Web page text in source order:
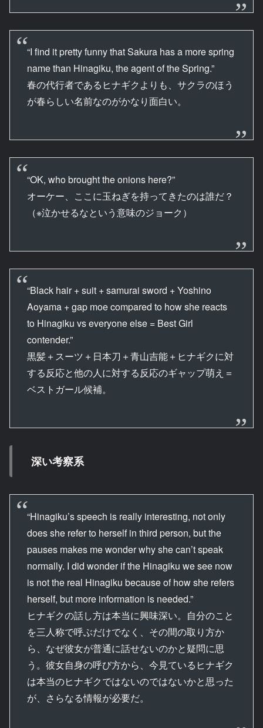
“I find it pretty funny that Sakura has a more spring
name than Hinagiku, the agent of the Spring.”
春の代行者であるヒナギクよりも、サクラのほう
が春らしい名前なのがかなり面白い。
“OK, who brought the onions here?”
オーケー、ここに玉ねぎを持ってきたのは誰だ？
（※泣かせるなという意味のジョーク）
“Black hair + suit + samurai sword + Yoshino
Aoyama + gap moe compared to how she reacts
to Hinagiku vs everyone else = Best Girl
contender.”
黒髪＋スーツ＋日本刀＋青山吉能＋ヒナギクに対
する反応と他の人に対する反応のギャップ萌え＝
ベストガール候補。
深い考察系
“Hinagiku’s speech is really interesting, not only
does she refer to herself in third person, but the
pauses makes me wonder why she can’t speak
normally. I did wonder if the Hinagiku we see now
is not the real Hinagiku because of how she refers
herself, but more information is needed.”
ヒナギクの話し方は本当に興味深い。自分のこと
を三人称で呼ぶだけでなく、その間の取り方か
ら、なぜ彼女が普通に話せないのかと疑問に思
う。彼女自身の呼び方から、今見ているヒナギク
は本当のヒナギクではないのではないかと思った
が、さらなる情報が必要だ。